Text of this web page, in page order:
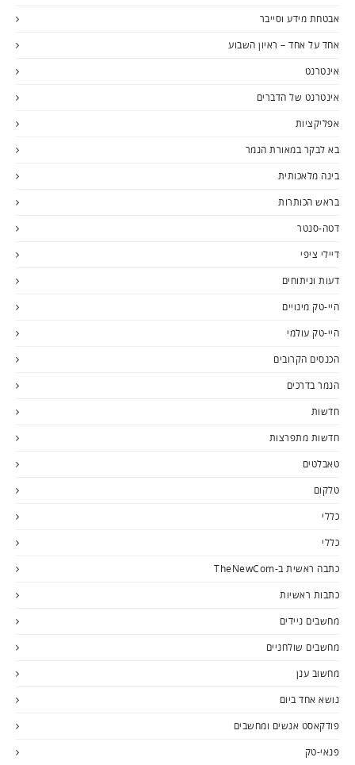
אבטחת מידע וסייבר
אחד על אחד – ראיון השבוע
אינטרנט
אינטרנט של הדברים
אפליקציות
בא לבקר במאורת הנמר
בינה מלאכותית
בראש הכותרות
דטה-סנטר
דיילי ציפי
דעות וניתוחים
היי-טק מינויים
היי-טק עולמי
הכנסים הקרובים
הנמר בדרכים
חדשות
חדשות מתפרצות
טאבלטים
טלקום
כללי
כללי
כתבה ראשית ב-TheNewCom
כתבות ראשיות
מחשבים ניידים
מחשבים שולחניים
מחשוב ענן
נושא אחד ביום
פודקאסט אנשים ומחשבים
פנאי-טק